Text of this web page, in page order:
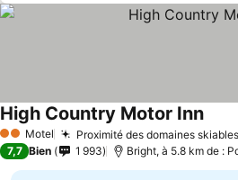
2 ÉtoilesMotel Proximité des domaines
High Country Motor Inn
7,7 Bien 1 993 Bright, à 5.8 km de :